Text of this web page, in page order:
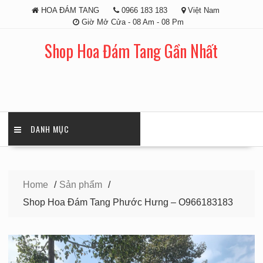
HOA ĐÁM TANG 0966 183 183
Việt Nam
Giờ Mở Cửa - 08 Am - 08 Pm
Shop Hoa Đám Tang Gần Nhất
DANH MỤC
Home
Sản phẩm
Shop Hoa Đám Tang Phước Hưng – O966183183